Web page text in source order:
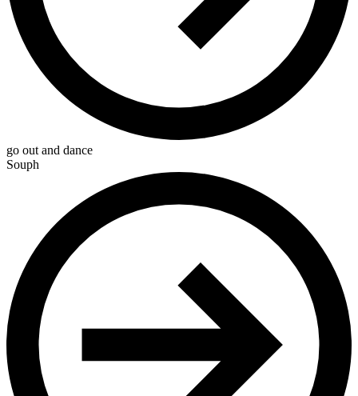
go out and dance
Souph